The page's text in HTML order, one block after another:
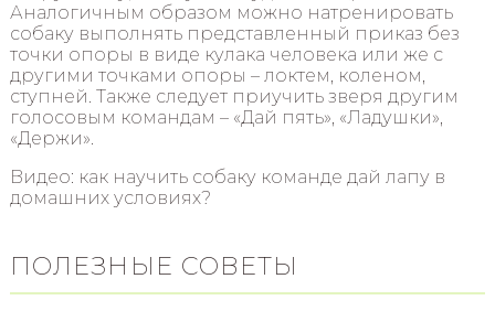
Аналогичным образом можно натренировать
собаку выполнять представленный приказ без
точки опоры в виде кулака человека или же с
другими точками опоры – локтем, коленом,
ступней. Также следует приучить зверя другим
голосовым командам – «Дай пять», «Ладушки»,
«Держи».
Видео: как научить собаку команде дай лапу в
домашних условиях?
ПОЛЕЗНЫЕ СОВЕТЫ